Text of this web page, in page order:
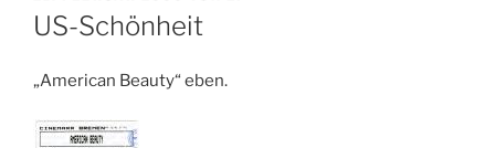
AM
US-Schönheit
„American Beauty“ eben.